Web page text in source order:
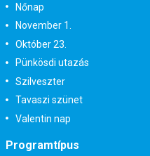
Nőnap
November 1.
Október 23.
Pünkösdi utazás
Szilveszter
Tavaszi szünet
Valentin nap
Programtípus